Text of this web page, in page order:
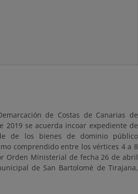
de Costas de Canarias de
2019 se acuerda incoar expediente de
de los bienes de dominio público
comprendido entre los vértices 4 a 8
Orden Ministerial de fecha 26 de abril
de San Bartolomé de Tirajana,